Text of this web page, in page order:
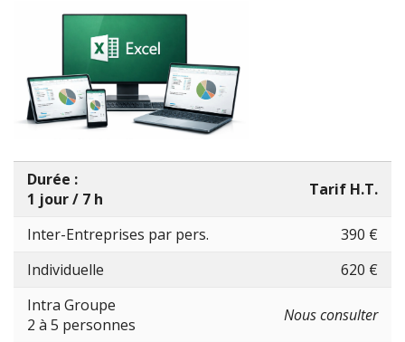
Durée :
1 jour / 7 h
Tarif H.T.
Inter-Entreprises par pers.
390 €
Individuelle
620 €
Intra Groupe
2 à 5 personnes
Nous consulter